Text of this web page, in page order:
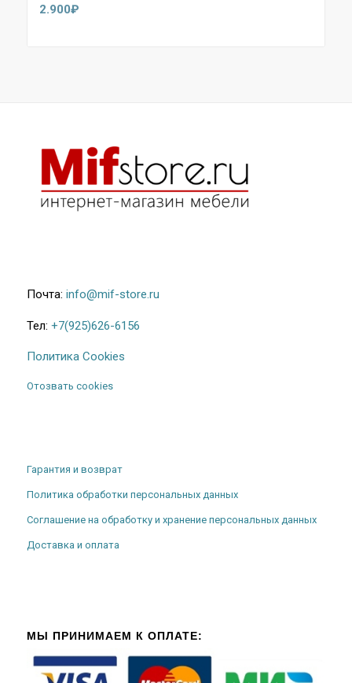
2.900₽
Почта: info@mif-store.ru
Тел: +7(925)626-6156
Политика Cookies
Отозвать cookies
Гарантия и возврат
Политика обработки персональных данных
Соглашение на обработку и хранение персональных данных
Доставка и оплата
МЫ ПРИНИМАЕМ К ОПЛАТЕ: